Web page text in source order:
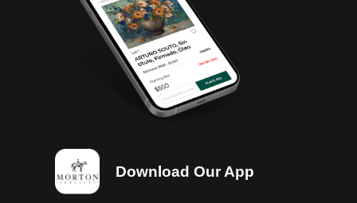
Responsabilidad Del Comprador Certificarla.
Download Our App